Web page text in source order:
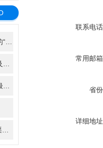
联系电
常用邮
省
详细地